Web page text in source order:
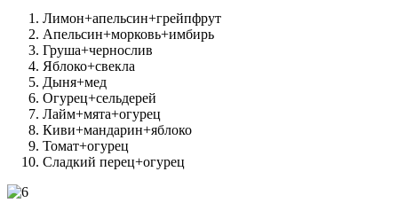
Лимон+апельсин+грейпфрут
Апельсин+морковь+имбирь
Груша+чернослив
Яблоко+свекла
Дыня+мед
Огурец+сельдерей
Лайм+мята+огурец
Киви+мандарин+яблоко
Томат+огурец
Сладкий перец+огурец